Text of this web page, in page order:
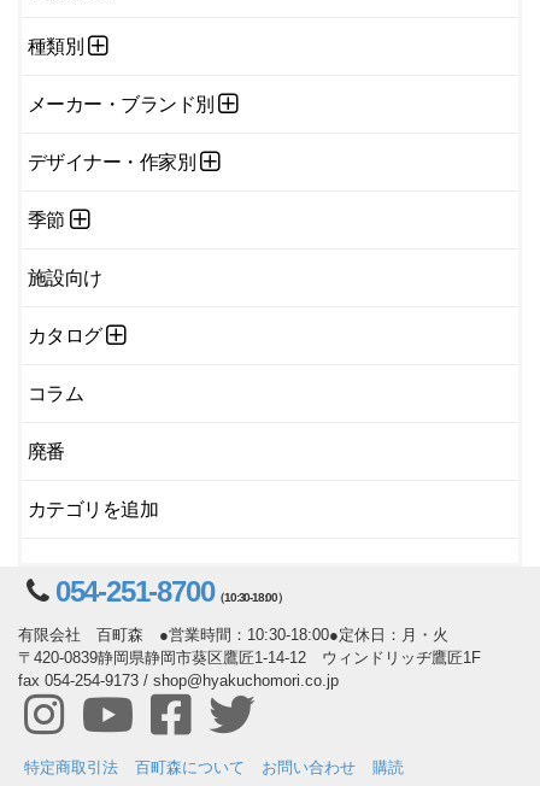
種類別
メーカー・ブランド別
デザイナー・作家別
季節
施設向け
カタログ
コラム
廃番
カテゴリを追加
054-251-8700（10:30-18:00）
有限会社 百町森 ●営業時間：10:30-18:00●定休日：月・火
〒420-0839静岡県静岡市葵区鷹匠1-14-12 ウィンドリッヂ鷹匠1F
fax 054-254-9173 / shop@hyakuchomori.co.jp
特定商取引法 百町森について お問い合わせ 購読